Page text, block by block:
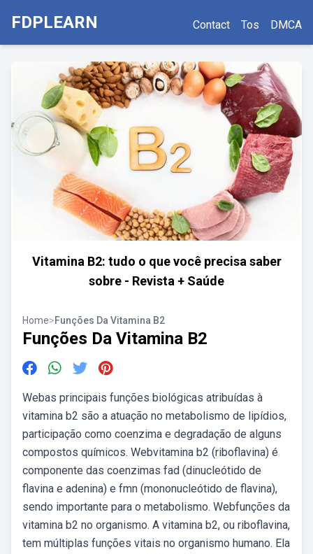
FDPLEARN Contact Tos DMCA
Vitamina B2: tudo o que você precisa saber
sobre - Revista + Saúde
Home>Funções Da Vitamina B2
Funções Da Vitamina B2
Webas principais funções biológicas atribuídas à
vitamina b2 são a atuação no metabolismo de lipídios,
participação como coenzima e degradação de alguns
compostos químicos. Webvitamina b2 (riboflavina) é
componente das coenzimas fad (dinucleótido de
flavina e adenina) e fmn (mononucleótido de flavina),
sendo importante para o metabolismo. Webfunções da
vitamina b2 no organismo. A vitamina b2, ou riboflavina,
tem múltiplas funções vitais no organismo humano. Ela